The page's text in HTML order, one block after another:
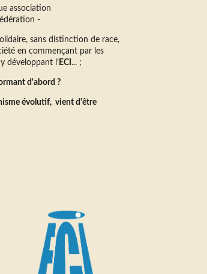
association
-
olidaire, sans distinction de race,
en commençant par les
développant l’ ECI ... ;
d'abord ?
évolutif, vient d'être